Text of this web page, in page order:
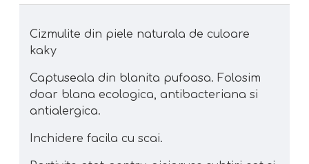
Cizmulite din piele naturala de culoare
kaky
Captuseala din blanita pufoasa. Folosim
doar blana ecologica, antibacteriana si
antialergica.
Inchidere facila cu scai.